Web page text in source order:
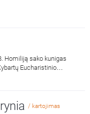
Homiliją sako kunigas
Eucharistinio
/ kartojimas